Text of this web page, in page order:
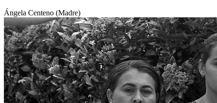
Ángela Centeno (Madre)